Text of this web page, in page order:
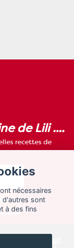
nécessaires
d'autres sont
à des fins
de Lili ....
recettes de